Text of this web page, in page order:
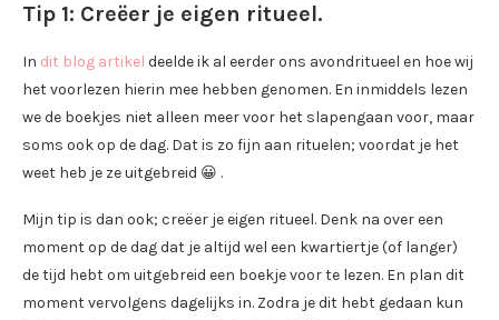
Tip 1: Creëer je eigen ritueel.
In dit blog artikel deelde ik al eerder ons avondritueel en hoe wij
het voorlezen hierin mee hebben genomen. En inmiddels lezen
we de boekjes niet alleen meer voor het slapengaan voor, maar
soms ook op de dag. Dat is zo fijn aan rituelen; voordat je het
weet heb je ze uitgebreid 😀 .
Mijn tip is dan ook; creëer je eigen ritueel. Denk na over een
moment op de dag dat je altijd wel een kwartiertje (of langer)
de tijd hebt om uitgebreid een boekje voor te lezen. En plan dit
moment vervolgens dagelijks in. Zodra je dit hebt gedaan kun